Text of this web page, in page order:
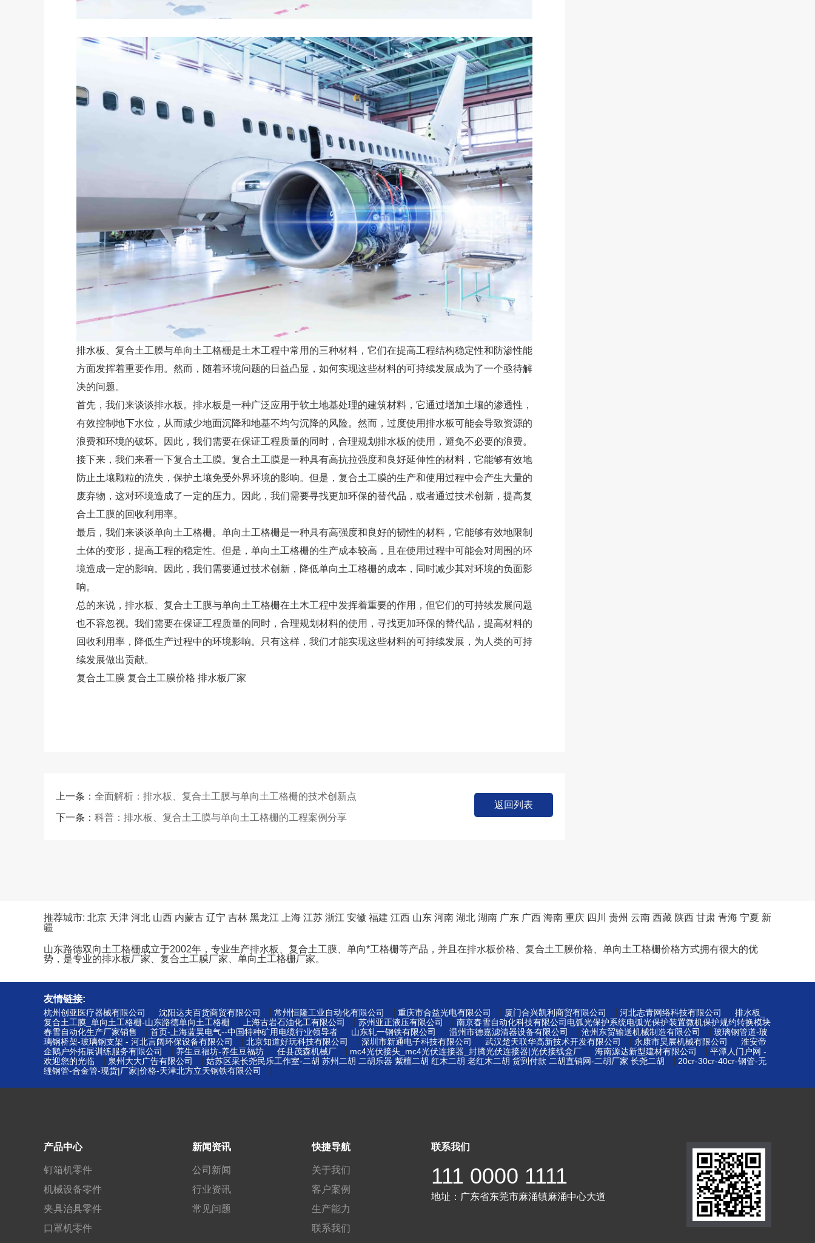
排水板、复合土工膜与单向土工格栅是土木工程中常用的三种材料，它们在提高工程结构稳定性和防渗性能
方面发挥着重要作用。然而，随着环境问题的日益凸显，如何实现这些材料的可持续发展成为了一个亟待解
决的问题。
首先，我们来谈谈排水板。排水板是一种广泛应用于软土地基处理的建筑材料，它通过增加土壤的渗透性，
有效控制地下水位，从而减少地面沉降和地基不均匀沉降的风险。然而，过度使用排水板可能会导致资源的
浪费和环境的破坏。因此，我们需要在保证工程质量的同时，合理规划排水板的使用，避免不必要的浪费。
接下来，我们来看一下复合土工膜。复合土工膜是一种具有高抗拉强度和良好延伸性的材料，它能够有效地
防止土壤颗粒的流失，保护土壤免受外界环境的影响。但是，复合土工膜的生产和使用过程中会产生大量的
废弃物，这对环境造成了一定的压力。因此，我们需要寻找更加环保的替代品，或者通过技术创新，提高复
合土工膜的回收利用率。
最后，我们来谈谈单向土工格栅。单向土工格栅是一种具有高强度和良好的韧性的材料，它能够有效地限制
土体的变形，提高工程的稳定性。但是，单向土工格栅的生产成本较高，且在使用过程中可能会对周围的环
境造成一定的影响。因此，我们需要通过技术创新，降低单向土工格栅的成本，同时减少其对环境的负面影
响。
总的来说，排水板、复合土工膜与单向土工格栅在土木工程中发挥着重要的作用，但它们的可持续发展问题
也不容忽视。我们需要在保证工程质量的同时，合理规划材料的使用，寻找更加环保的替代品，提高材料的
回收利用率，降低生产过程中的环境影响。只有这样，我们才能实现这些材料的可持续发展，为人类的可持
续发展做出贡献。
复合土工膜 复合土工膜价格 排水板厂家
上一条： 全面解析：排水板、复合土工膜与单向土工格栅的技术创新点
下一条： 科普：排水板、复合土工膜与单向土工格栅的工程案例分享
返回列表
推荐城市: 北京 天津 河北 山西 内蒙古 辽宁 吉林 黑龙江 上海 江苏 浙江 安徽 福建 江西 山东 河南 湖北 湖南 广东 广西 海南 重庆 四川 贵州 云南 西藏 陕西 甘肃 青海 宁夏 新
疆
山东路德双向土工格栅成立于2002年，专业生产排水板、复合土工膜、单向*工格栅等产品，并且在排水板价格、复合土工膜价格、单向土工格栅价格方式拥有很大的优
势，是专业的排水板厂家、复合土工膜厂家、单向土工格栅厂家。
友情链接:
杭州创亚医疗器械有限公司 沈阳达夫百货商贸有限公司 常州恒隆工业自动化有限公司 重庆市合益光电有限公司 厦门合兴凯利商贸有限公司 河北志青网络科技有限公司
排水板_
复合土工膜_单向土工格栅-山东路德单向土工格栅
上海古岩石油化工有限公司 苏州亚正液压有限公司
南京春雪自动化科技有限公司电弧光保护系统电弧光保护装置微机保护规约转换模块
春雪自动化生产厂家销售
首页-上海蓝昊电气--中国特种矿用电缆行业领导者 山东轧一钢铁有限公司 温州市德嘉滤清器设备有限公司 沧州东贸输送机械制造有限公司
玻璃钢管道-玻
璃钢桥架-玻璃钢支架 - 河北言阔环保设备有限公司
北京知道好玩科技有限公司 深圳市新通电子科技有限公司 武汉楚天联华高新技术开发有限公司 永康市昊展机械有限公司
淮安帝
企鹅户外拓展训练服务有限公司
养生豆福坊-养生豆福坊 任县茂森机械厂 mc4光伏接头_mc4光伏连接器_封腾光伏连接器|光伏接线盒厂 海南源达新型建材有限公司
平潭人门户网 -
欢迎您的光临
泉州大大广告有限公司 姑苏区采长尧民乐工作室-二胡 苏州二胡 二胡乐器 紫檀二胡 红木二胡 老红木二胡 货到付款 二胡直销网-二胡厂家 长尧二胡
20cr-30cr-40cr-钢管-无
缝钢管-合金管-现货|厂家|价格-天津北方立天钢铁有限公司
产品中心
钉箱机零件
机械设备零件
夹具治具零件
口罩机零件
新闻资讯
公司新闻
行业资讯
常见问题
快捷导航
关于我们
客户案例
生产能力
联系我们
联系我们
111 0000 1111
地址： 广东省东莞市麻涌镇麻涌中心大道